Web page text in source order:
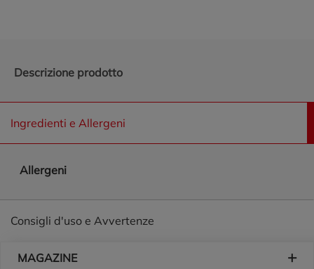
Descrizione prodotto
Ingredienti e Allergeni
Allergeni
Consigli d'uso e Avvertenze
MAGAZINE